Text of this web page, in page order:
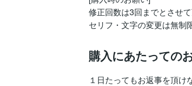
修正回数は3回までとさせ
セリフ・文字の変更は無制
購入にあたっての
１日たってもお返事を頂け